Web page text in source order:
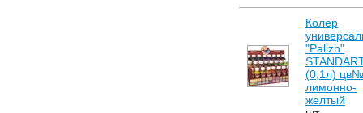
Колер
"Palizh"
(0,1л)
лимонно-
желтый